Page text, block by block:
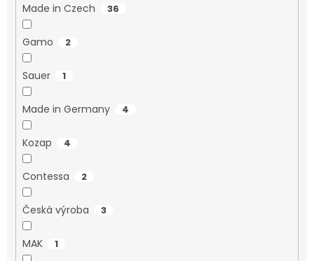
Made in Czech 36
Gamo 2
Sauer 1
Made in Germany 4
Kozap 4
Contessa 2
Česká výroba 3
MAK 1